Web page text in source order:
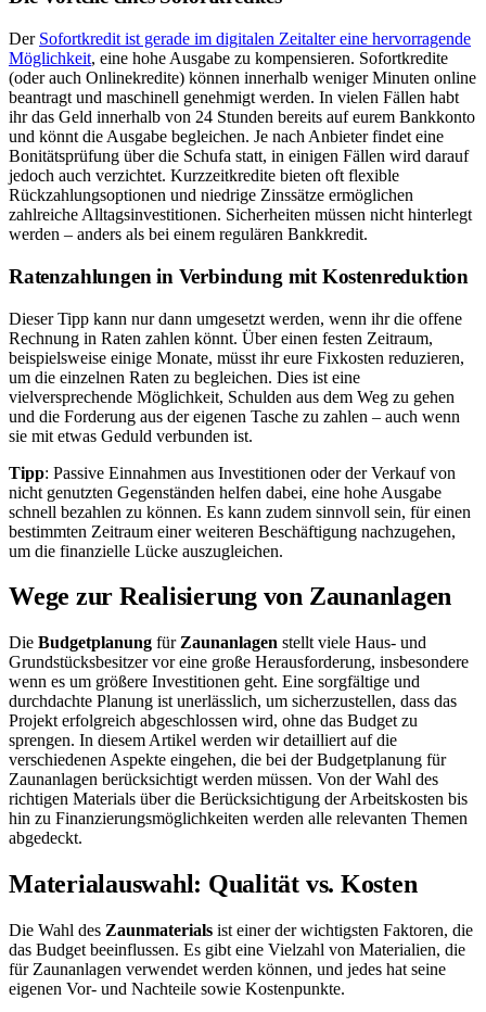
Der Sofortkredit ist gerade im digitalen Zeitalter eine hervorragende
Möglichkeit, eine hohe Ausgabe zu kompensieren. Sofortkredite
(oder auch Onlinekredite) können innerhalb weniger Minuten online
beantragt und maschinell genehmigt werden. In vielen Fällen habt
ihr das Geld innerhalb von 24 Stunden bereits auf eurem Bankkonto
und könnt die Ausgabe begleichen. Je nach Anbieter findet eine
Bonitätsprüfung über die Schufa statt, in einigen Fällen wird darauf
jedoch auch verzichtet. Kurzzeitkredite bieten oft flexible
Rückzahlungsoptionen und niedrige Zinssätze ermöglichen
zahlreiche Alltagsinvestitionen. Sicherheiten müssen nicht hinterlegt
werden – anders als bei einem regulären Bankkredit.
Ratenzahlungen in Verbindung mit Kostenreduktion
Dieser Tipp kann nur dann umgesetzt werden, wenn ihr die offene
Rechnung in Raten zahlen könnt. Über einen festen Zeitraum,
beispielsweise einige Monate, müsst ihr eure Fixkosten reduzieren,
um die einzelnen Raten zu begleichen. Dies ist eine
vielversprechende Möglichkeit, Schulden aus dem Weg zu gehen
und die Forderung aus der eigenen Tasche zu zahlen – auch wenn
sie mit etwas Geduld verbunden ist.
Tipp: Passive Einnahmen aus Investitionen oder der Verkauf von
nicht genutzten Gegenständen helfen dabei, eine hohe Ausgabe
schnell bezahlen zu können. Es kann zudem sinnvoll sein, für einen
bestimmten Zeitraum einer weiteren Beschäftigung nachzugehen,
um die finanzielle Lücke auszugleichen.
Wege zur Realisierung von Zaunanlagen
Die Budgetplanung für Zaunanlagen stellt viele Haus- und
Grundstücksbesitzer vor eine große Herausforderung, insbesondere
wenn es um größere Investitionen geht. Eine sorgfältige und
durchdachte Planung ist unerlässlich, um sicherzustellen, dass das
Projekt erfolgreich abgeschlossen wird, ohne das Budget zu
sprengen. In diesem Artikel werden wir detailliert auf die
verschiedenen Aspekte eingehen, die bei der Budgetplanung für
Zaunanlagen berücksichtigt werden müssen. Von der Wahl des
richtigen Materials über die Berücksichtigung der Arbeitskosten bis
hin zu Finanzierungsmöglichkeiten werden alle relevanten Themen
abgedeckt.
Materialauswahl: Qualität vs. Kosten
Die Wahl des Zaunmaterials ist einer der wichtigsten Faktoren, die
das Budget beeinflussen. Es gibt eine Vielzahl von Materialien, die
für Zaunanlagen verwendet werden können, und jedes hat seine
eigenen Vor- und Nachteile sowie Kostenpunkte.